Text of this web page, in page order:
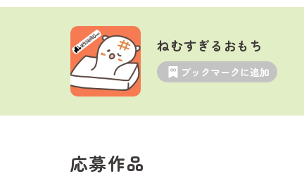
ねむすぎるおもち
ブックマークに追加
応募作品